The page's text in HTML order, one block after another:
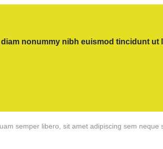
nonummy nibh euismod tincidunt ut
semper libero, sit amet adipiscing sem neque